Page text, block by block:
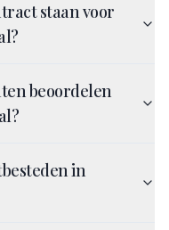
staan voor
beoordelen
in